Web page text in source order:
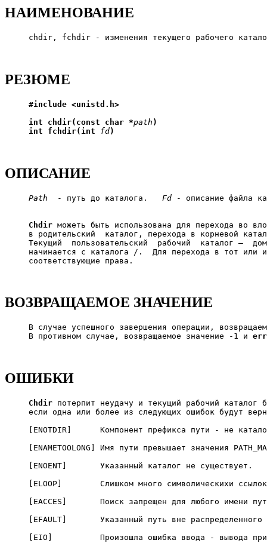
НАИМЕНОВАНИЕ
chdir, fchdir - изменения текущего рабочего
РЕЗЮМЕ
#include <unistd.h>
int
chdir(const char *path )
int
fchdir(int fd)
ОПИСАНИЕ
Path
  - путь до каталога.
Fd - описание файла
Chdir можеть быть использована для перехода во
в родительский  каталог, перехода в корневой
Текущий  пользовательский  рабочий  каталог —
начинается с каталога /.  Для перехода в тот или иной
     соответствующие права.
ВОЗВРАЩАЕМОЕ ЗНАЧЕНИЕ
В случае успешного завершения операции,
     В противном случае, возвращаемое значение -1 и
ОШИБКИ
Chdir потерпит неудачу и текущий рабочий каталог
если одна или более из следующих ошибок будут
[ENOTDIR]      Компонент префикса пути - не
[ENAMETOOLONG] Имя пути превышает значения
     [ENOENT]       Указанный каталог не существует.
[ELOOP]        Слишком много символическихи
[EACCES]       Поиск запрещен для любого имени
[EFAULT]       Указанный путь вне
[EIO]          Произошла ошибка ввода - вывода